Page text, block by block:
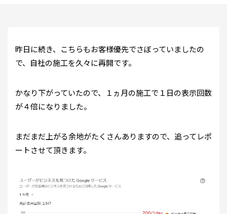
昨日に続き、こちらもお客様優先でさぼっていましたの
で、自社の施工を久々に再開です。
かなり下がっていたので、１ヵ月の施工で１日の表示回数
が４倍になりました。
まだまだ上がる余地がたくさんありますので、追ってレポ
ートさせて頂きます。